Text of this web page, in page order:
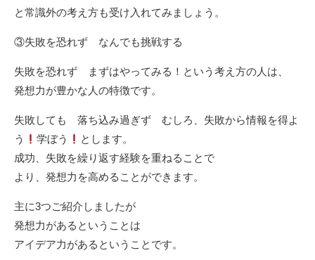
と常識外の考え方も受け入れてみましょう。
③失敗を恐れず なんでも挑戦する
失敗を恐れず まずはやってみる！という考え方の人は、
発想力が豊かな人の特徴です。
失敗しても 落ち込み過ぎず むしろ、失敗から情報を得よ
う
学ぼう
とします。
成功、失敗を繰り返す経験を重ねることで
より、発想力を高めることができます。
主に3つご紹介しましたが
発想力があるということは
アイデア力があるということです。